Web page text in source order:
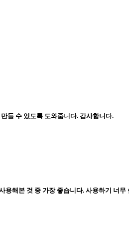
들 수 있도록 도와줍니다. 감사합니다.
해본 것 중 가장 좋습니다. 사용하기 너